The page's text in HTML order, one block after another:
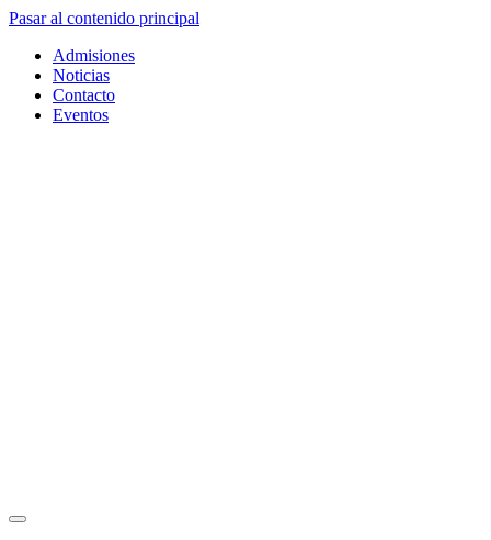
Pasar al contenido principal
Admisiones
Noticias
Contacto
Eventos